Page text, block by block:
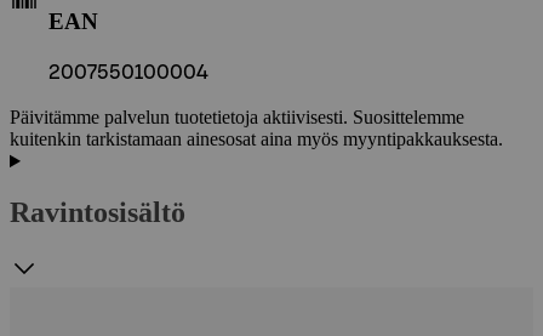
EAN
2007550100004
Päivitämme palvelun tuotetietoja aktiivisesti. Suosittelemme
kuitenkin tarkistamaan ainesosat aina myös myyntipakkauksesta.
Ravintosisältö